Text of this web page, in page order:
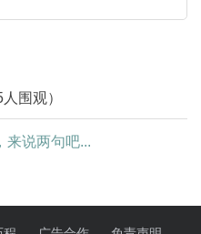
围观）
说两句吧...